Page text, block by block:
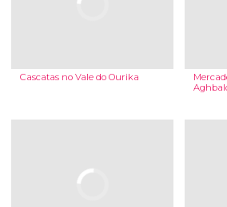
Cascatas no Vale do Ourika